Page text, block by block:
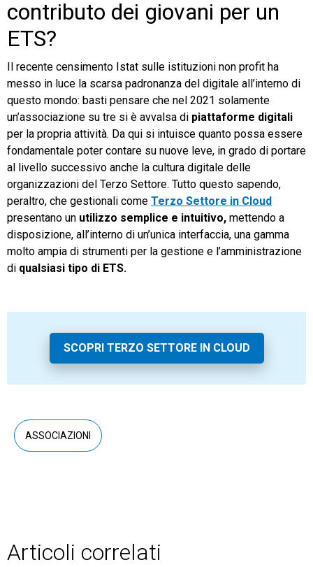
contributo dei giovani per un
ETS?
Il recente censimento Istat sulle istituzioni non profit ha
messo in luce la scarsa padronanza del digitale all’interno di
questo mondo: basti pensare che nel 2021 solamente
un’associazione su tre si è avvalsa di piattaforme digitali
per la propria attività. Da qui si intuisce quanto possa essere
fondamentale poter contare su nuove leve, in grado di portare
al livello successivo anche la cultura digitale delle
organizzazioni del Terzo Settore. Tutto questo sapendo,
peraltro, che gestionali come Terzo Settore in Cloud
presentano un utilizzo semplice e intuitivo, mettendo a
disposizione, all’interno di un’unica interfaccia, una gamma
molto ampia di strumenti per la gestione e l’amministrazione
di qualsiasi tipo di ETS.
SCOPRI TERZO SETTORE IN CLOUD
ASSOCIAZIONI
Articoli correlati